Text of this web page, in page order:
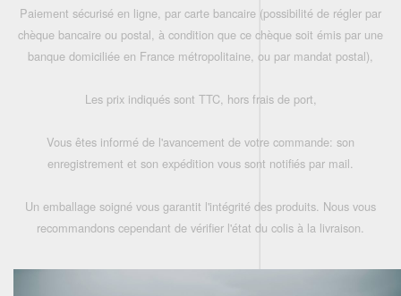
Paiement sécurisé en ligne, par carte bancaire (possibilité de régler par
chèque bancaire ou postal, à condition que ce chèque soit émis par une
banque domiciliée en France métropolitaine, ou par mandat postal),
Les prix indiqués sont TTC, hors frais de port,
Vous êtes informé de l'avancement de votre commande: son
enregistrement et son expédition vous sont notifiés par mail.
Un emballage soigné vous garantit l'intégrité des produits. Nous vous
recommandons cependant de vérifier l'état du colis à la livraison.